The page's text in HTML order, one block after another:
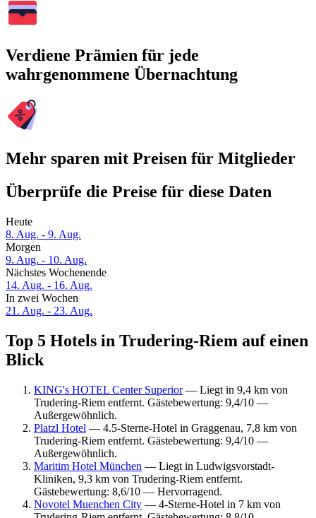
Verdiene Prämien für jede
wahrgenommene Übernachtung
Mehr sparen mit Preisen für Mitglieder
Überprüfe die Preise für diese Daten
Heute
8. Aug. - 9. Aug.
Morgen
9. Aug. - 10. Aug.
Nächstes Wochenende
14. Aug. - 16. Aug.
In zwei Wochen
21. Aug. - 23. Aug.
Top 5 Hotels in Trudering-Riem auf einen
Blick
KING's HOTEL Center Superior— Liegt in 9,4 km von
Trudering-Riem entfernt. Gästebewertung: 9,4/10 —
Außergewöhnlich.
Platzl Hotel — 4.5-Sterne-Hotel in Graggenau, 7,8 km von
Trudering-Riem entfernt. Gästebewertung: 9,4/10 —
Außergewöhnlich.
Maritim Hotel München — Liegt in Ludwigsvorstadt-
Kliniken, 9,3 km von Trudering-Riem entfernt.
Gästebewertung: 8,6/10 — Hervorragend.
Novotel Muenchen City — 4-Sterne-Hotel in 7 km von